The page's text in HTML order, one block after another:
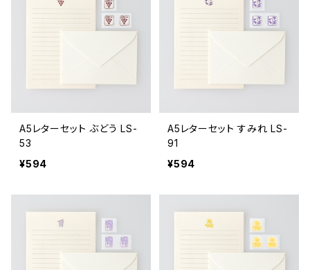
A5レターセット ぶどう LS-
53
¥594
A5レターセット すみれ LS-
91
¥594